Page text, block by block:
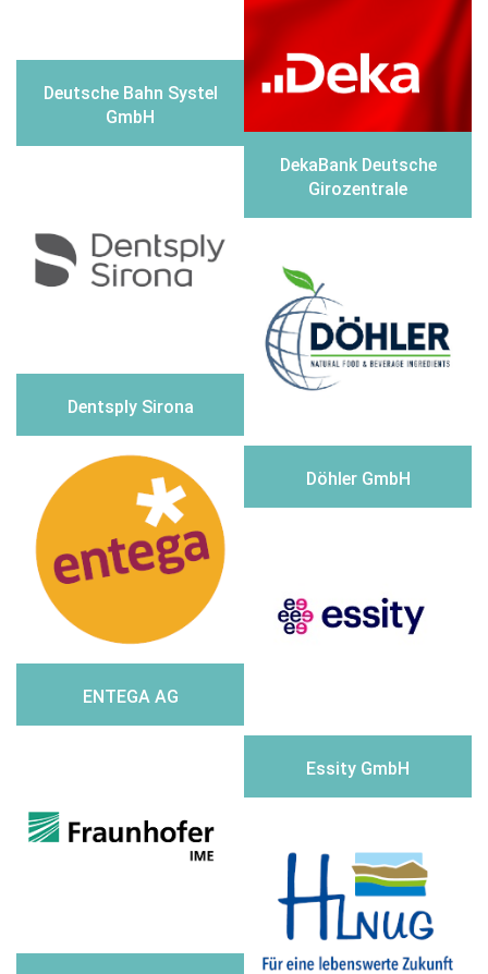
Deutsche Bahn Systel
GmbH
DekaBank Deutsche
Girozentrale
Dentsply Sirona
Döhler GmbH
ENTEGA AG
Essity GmbH